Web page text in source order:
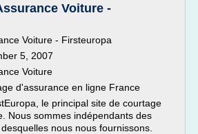
Voiture -
Voiture - Firsteuropa
5, 2007
Voiture
d'assurance en ligne France
le principal site de courtage
Nous sommes indépendants des
nous nous fournissons.